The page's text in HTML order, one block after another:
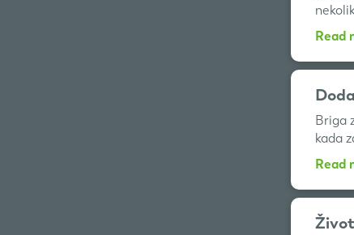
Read
Briga
kada
Read